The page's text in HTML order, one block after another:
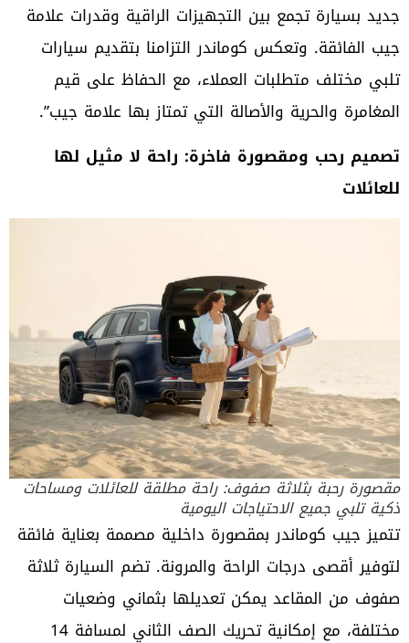
جديد بسيارة تجمع بين التجهيزات الراقية وقدرات علامة
جيب الفائقة. وتعكس كوماندر التزامنا بتقديم سيارات
تلبي مختلف متطلبات العملاء، مع الحفاظ على قيم
المغامرة والحرية والأصالة التي تمتاز بها علامة جيب”.
تصميم رحب ومقصورة فاخرة: راحة لا مثيل لها
للعائلات
مقصورة رحبة بثلاثة صفوف: راحة مطلقة للعائلات ومساحات
ذكية تلبي جميع الاحتياجات اليومية
تتميز جيب كوماندر بمقصورة داخلية مصممة بعناية فائقة
لتوفير أقصى درجات الراحة والمرونة. تضم السيارة ثلاثة
صفوف من المقاعد يمكن تعديلها بثماني وضعيات
مختلفة، مع إمكانية تحريك الصف الثاني لمسافة 14